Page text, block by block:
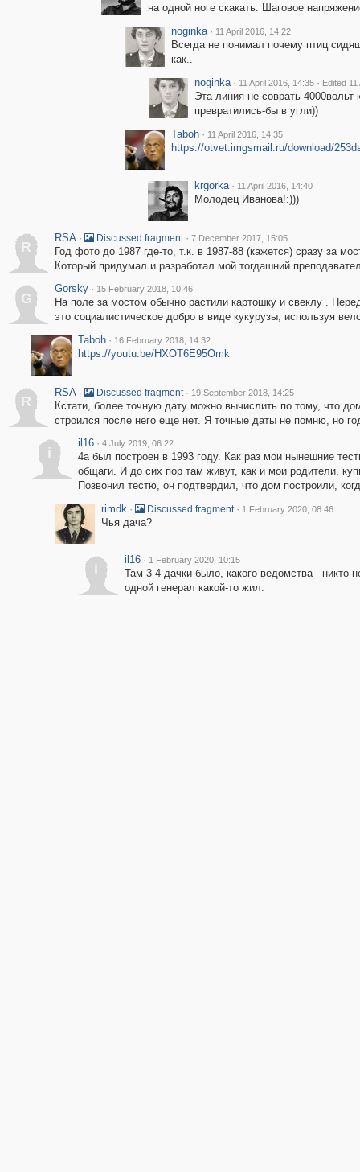
на одной ноге скакать. Шаговое
noginka · 11 April 2016, 14:22
Всегда не понимал почему птиц
как..
noginka · 11 April 2016, 14:35 · Edited
Эта линия не соврать
превратились-бы в угли))
Taboh · 11 April 2016, 14:35
https://otvet.imgsmail.ru/download/
krgorka · 11 April 2016, 14:40
Молодец Иванова!:)))
R
RSA · Discussed fragment · 7 December 2017, 15:05
Год фото до 1987 где-то, т.к. в 1987-88 (кажется) сразу за
Который придумал и разработал мой тогдашний
G
Gorsky · 15 February 2018, 10:46
На поле за мостом обычно растили картошку и свеклу .
это социалистическое добро в виде кукурузы, используя
Taboh · 16 February 2018, 14:32
https://youtu.be/HXOT6E95Omk
R
RSA · Discussed fragment · 19 September 2018, 14:25
Кстати, более точную дату можно вычислить по тому, что
строился после него еще нет. Я точные даты не помню, но
i
il16 · 4 July 2019, 06:22
4а был построен в 1993 году. Как раз мои нынешние
общаги. И до сих пор там живут, как и мои родители,
Позвонил тестю, он подтвердил, что дом построили,
rimdk · Discussed fragment · 1 February 2020, 08:46
Чья дача?
i
il16 · 1 February 2020, 10:15
Там 3-4 дачки было, какого ведомства -
одной генерал какой-то жил.